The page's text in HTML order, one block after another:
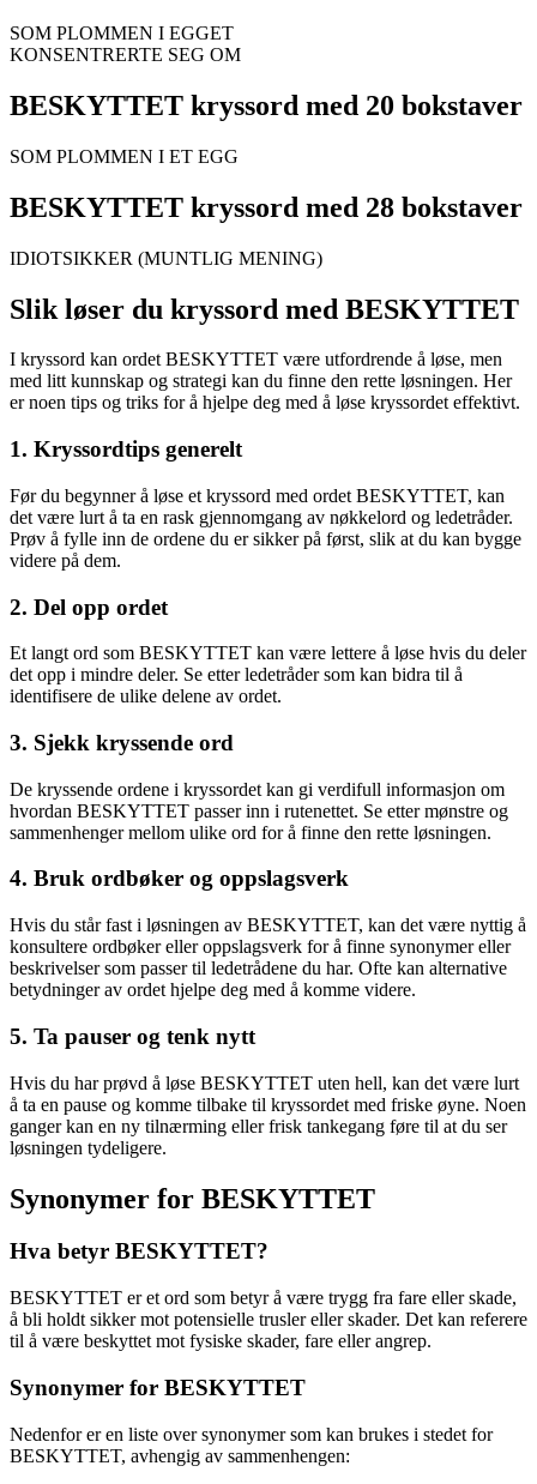
SOM PLOMMEN I EGGET
KONSENTRERTE SEG OM
BESKYTTET kryssord med 20 bokstaver
SOM PLOMMEN I ET EGG
BESKYTTET kryssord med 28 bokstaver
IDIOTSIKKER (MUNTLIG MENING)
Slik løser du kryssord med BESKYTTET
I kryssord kan ordet BESKYTTET være utfordrende å løse, men
med litt kunnskap og strategi kan du finne den rette løsningen. Her
er noen tips og triks for å hjelpe deg med å løse kryssordet effektivt.
1. Kryssordtips generelt
Før du begynner å løse et kryssord med ordet BESKYTTET, kan
det være lurt å ta en rask gjennomgang av nøkkelord og ledetråder.
Prøv å fylle inn de ordene du er sikker på først, slik at du kan bygge
videre på dem.
2. Del opp ordet
Et langt ord som BESKYTTET kan være lettere å løse hvis du deler
det opp i mindre deler. Se etter ledetråder som kan bidra til å
identifisere de ulike delene av ordet.
3. Sjekk kryssende ord
De kryssende ordene i kryssordet kan gi verdifull informasjon om
hvordan BESKYTTET passer inn i rutenettet. Se etter mønstre og
sammenhenger mellom ulike ord for å finne den rette løsningen.
4. Bruk ordbøker og oppslagsverk
Hvis du står fast i løsningen av BESKYTTET, kan det være nyttig å
konsultere ordbøker eller oppslagsverk for å finne synonymer eller
beskrivelser som passer til ledetrådene du har. Ofte kan alternative
betydninger av ordet hjelpe deg med å komme videre.
5. Ta pauser og tenk nytt
Hvis du har prøvd å løse BESKYTTET uten hell, kan det være lurt
å ta en pause og komme tilbake til kryssordet med friske øyne. Noen
ganger kan en ny tilnærming eller frisk tankegang føre til at du ser
løsningen tydeligere.
Synonymer for BESKYTTET
Hva betyr BESKYTTET?
BESKYTTET er et ord som betyr å være trygg fra fare eller skade,
å bli holdt sikker mot potensielle trusler eller skader. Det kan referere
til å være beskyttet mot fysiske skader, fare eller angrep.
Synonymer for BESKYTTET
Nedenfor er en liste over synonymer som kan brukes i stedet for
BESKYTTET, avhengig av sammenhengen: